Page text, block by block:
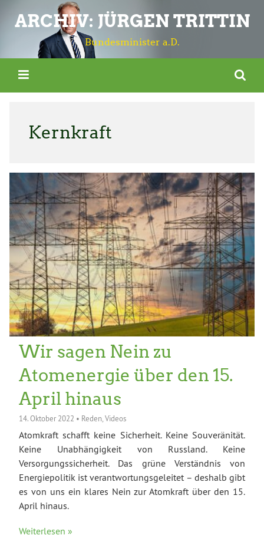
ARCHIV: JÜRGEN TRITTIN
Bundesminister a.D.
Kernkraft
Wir sagen Nein zu
Atomenergie über den 15.
April hinaus
14. Oktober 2022 • Reden Videos
Atomkraft schafft keine Sicherheit. Keine Souveränität.
Keine Unabhängigkeit von Russland. Keine
Versorgungssicherheit. Das grüne Verständnis von
Energiepolitik ist verantwortungsgeleitet – deshalb gibt
es von uns ein klares Nein zur Atomkraft über den 15.
April hinaus.
Weiterlesen »